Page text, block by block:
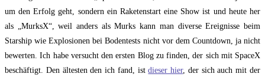
um den Erfolg geht, sondern ein Raketenstart eine Show ist und heute her
als „MurksX“, weil anders als Murks kann man diverse Ereignisse beim
Starship wie Explosionen bei Bodentests nicht vor dem Countdown, ja nicht
bewerten. Ich habe versucht den ersten Blog zu finden, der sich mit SpaceX
beschäftigt. Den ältesten den ich fand, istdieser hier, der sich auch mit der